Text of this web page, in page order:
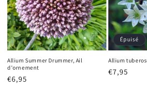
Allium Summer Drummer, Ail
d'ornement
Prix
€6,95
Épuisé
Allium
Prix
€7,95